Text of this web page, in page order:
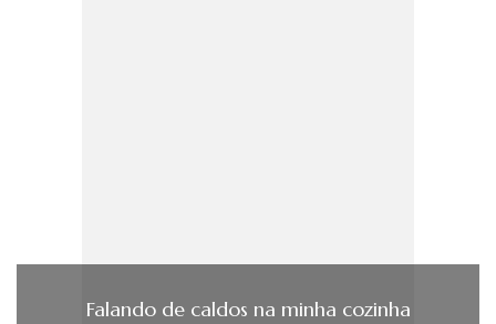
Falando de caldos na minha cozinha